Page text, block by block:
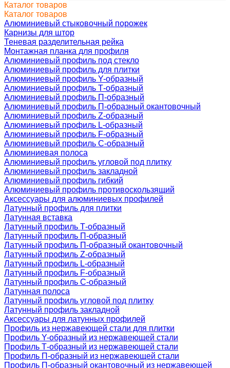
Каталог товаров
Каталог товаров
Алюминиевый стыковочный порожек
Карнизы для штор
Теневая разделительная рейка
Монтажная планка для профиля
Алюминиевый профиль под стекло
Алюминиевый профиль для плитки
Алюминиевый профиль Y-образный
Алюминиевый профиль Т-образный
Алюминиевый профиль П-образный
Алюминиевый профиль П-образный окантовочный
Алюминиевый профиль Z-образный
Алюминиевый профиль L-образный
Алюминиевый профиль F-образный
Алюминиевый профиль C-образный
Алюминиевая полоса
Алюминиевый профиль угловой под плитку
Алюминиевый профиль закладной
Алюминиевый профиль гибкий
Алюминиевый профиль противоскользящий
Аксессуары для алюминиевых профилей
Латунный профиль для плитки
Латунная вставка
Латунный профиль Т-образный
Латунный профиль П-образный
Латунный профиль П-образный окантовочный
Латунный профиль Z-образный
Латунный профиль L-образный
Латунный профиль F-образный
Латунный профиль C-образный
Латунная полоса
Латунный профиль угловой под плитку
Латунный профиль закладной
Аксессуары для латунных профилей
Профиль из нержавеющей стали для плитки
Профиль Y-образный из нержавеющей стали
Профиль Т-образный из нержавеющей стали
Профиль П-образный из нержавеющей стали
Профиль П-образный окантовочный из нержавеющей